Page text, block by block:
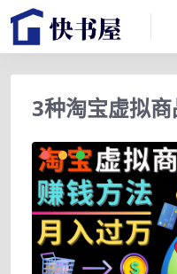
3种淘宝虚拟